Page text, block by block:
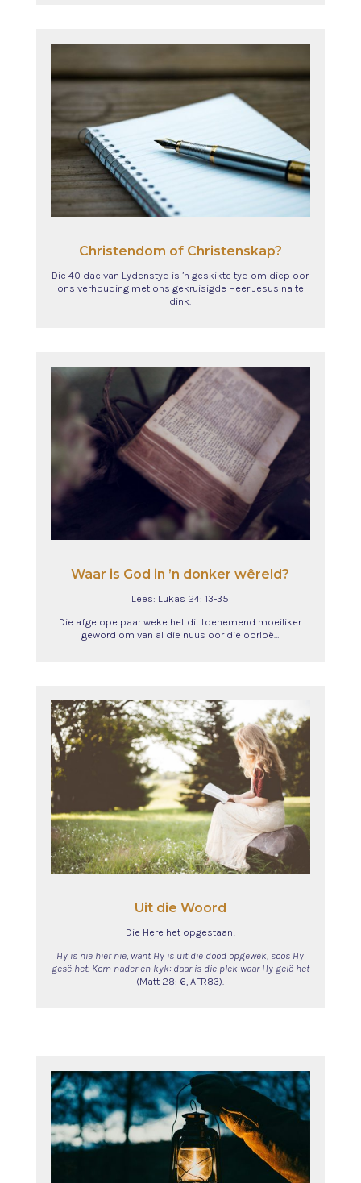
Christendom of Christenskap?
Die 40 dae van Lydenstyd is ’n geskikte tyd om diep oor
ons verhouding met ons gekruisigde Heer Jesus na te
dink.
Waar is God in ’n donker wêreld?
Lees: Lukas 24: 13-35
Die afgelope paar weke het dit toenemend moeiliker
geword om van al die nuus oor die oorloë…
Uit die Woord
Die Here het opgestaan!
Hy is nie hier nie, want Hy is uit die dood opgewek, soos Hy
gesê het. Kom nader en kyk: daar is die plek waar Hy gelê het
(Matt 28: 6, AFR83).